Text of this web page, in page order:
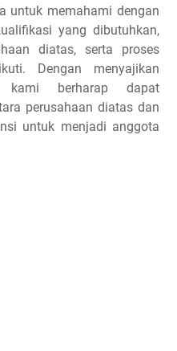
untuk memahami dengan
yang dibutuhkan,
diatas, serta proses
Dengan menyajikan
berharap dapat
perusahaan diatas dan
untuk menjadi anggota